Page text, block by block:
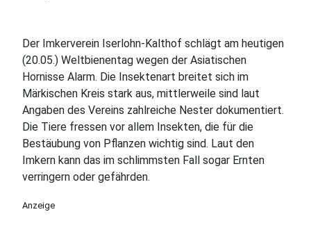
Der Imkerverein Iserlohn-Kalthof schlägt am heutigen
(20.05.) Weltbienentag wegen der Asiatischen
Hornisse Alarm. Die Insektenart breitet sich im
Märkischen Kreis stark aus, mittlerweile sind laut
Angaben des Vereins zahlreiche Nester dokumentiert.
Die Tiere fressen vor allem Insekten, die für die
Bestäubung von Pflanzen wichtig sind. Laut den
Imkern kann das im schlimmsten Fall sogar Ernten
verringern oder gefährden.
Anzeige